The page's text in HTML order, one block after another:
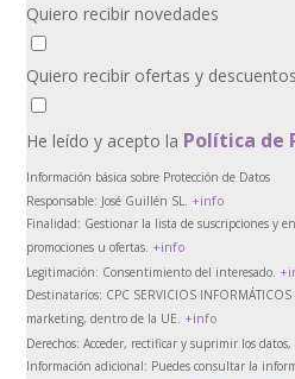
Quiero recibir novedades
Quiero recibir ofertas y descuentos
He leído y acepto la Política de
Información básica sobre Protección de Datos
Responsable: José Guillén SL. +info
Finalidad: Gestionar la lista de suscripciones y
promociones u ofertas. +info
Legitimación: Consentimiento del interesado.
Destinatarios: CPC SERVICIOS
marketing, dentro de la UE. +info
Derechos: Acceder, rectificar y suprimir los datos,
Información adicional: Puedes consultar la